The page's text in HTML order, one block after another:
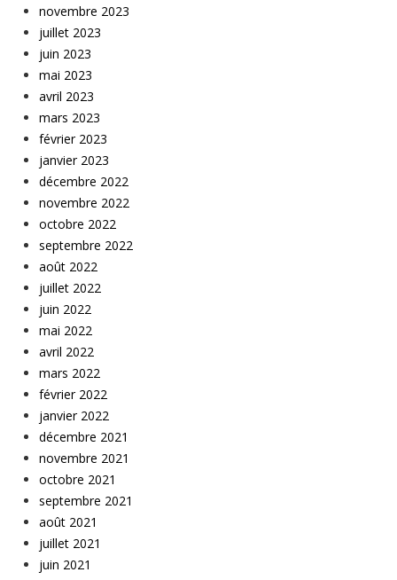
novembre 2023
juillet 2023
juin 2023
mai 2023
avril 2023
mars 2023
février 2023
janvier 2023
décembre 2022
novembre 2022
octobre 2022
septembre 2022
août 2022
juillet 2022
juin 2022
mai 2022
avril 2022
mars 2022
février 2022
janvier 2022
décembre 2021
novembre 2021
octobre 2021
septembre 2021
août 2021
juillet 2021
juin 2021